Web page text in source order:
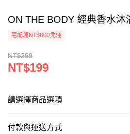
ON THE BODY 經典香水沐
宅配滿NT$800免運
NT$299
NT$199
請選擇商品選項
付款與運送方式